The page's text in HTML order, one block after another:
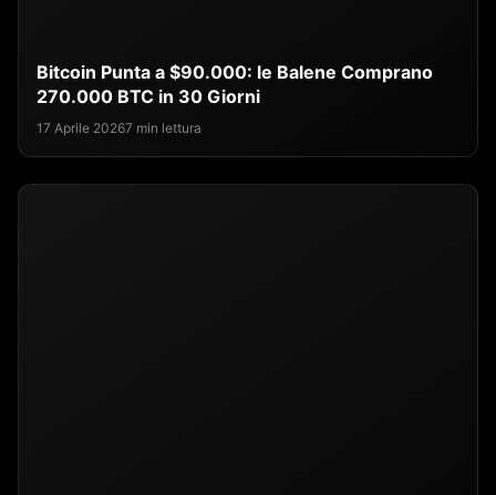
Bitcoin Punta a $90.000: le Balene Comprano
270.000 BTC in 30 Giorni
17 Aprile 20267 min lettura